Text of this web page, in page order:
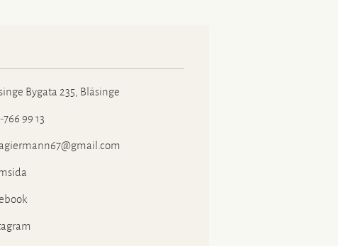
Bygata 235, Bläsinge
766 99 13